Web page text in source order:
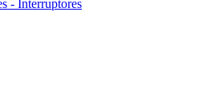
- Interruptores